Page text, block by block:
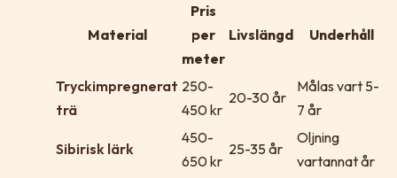
Material
Pris
per
meter
Livslängd Underhåll
Tryckimpregnerat
trä
250-
450 kr
20-30 år
Målas vart 5-
7 år
Sibirisk lärk
450-
650 kr
25-35 år
Oljning
vartannat år